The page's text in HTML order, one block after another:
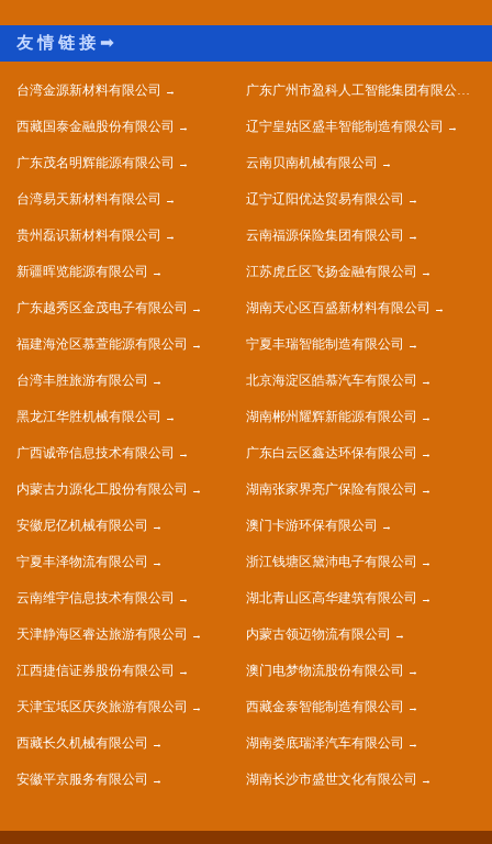
台湾金源新材料有限公司 广东广州市盈科人工智能集团有限公司
西藏国泰金融股份有限公司 辽宁皇姑区盛丰智能制造有限公司
广东茂名明辉能源有限公司 云南贝南机械有限公司
台湾易天新材料有限公司 辽宁辽阳优达贸易有限公司
贵州磊识新材料有限公司 云南福源保险集团有限公司
新疆晖览能源有限公司 江苏虎丘区飞扬金融有限公司
广东越秀区金茂电子有限公司 湖南天心区百盛新材料有限公司
福建海沧区慕萱能源有限公司 宁夏丰瑞智能制造有限公司
台湾丰胜旅游有限公司 北京海淀区皓慕汽车有限公司
黑龙江华胜机械有限公司 湖南郴州耀辉新能源有限公司
广西诚帝信息技术有限公司 广东白云区鑫达环保有限公司
内蒙古力源化工股份有限公司 湖南张家界亮广保险有限公司
安徽尼亿机械有限公司 澳门卡游环保有限公司
宁夏丰泽物流有限公司 浙江钱塘区黛沛电子有限公司
云南维宇信息技术有限公司 湖北青山区高华建筑有限公司
天津静海区睿达旅游有限公司 内蒙古领迈物流有限公司
江西捷信证券股份有限公司 澳门电梦物流股份有限公司
天津宝坻区庆炎旅游有限公司 西藏金泰智能制造有限公司
西藏长久机械有限公司 湖南娄底瑞泽汽车有限公司
安徽平京服务有限公司 湖南长沙市盛世文化有限公司